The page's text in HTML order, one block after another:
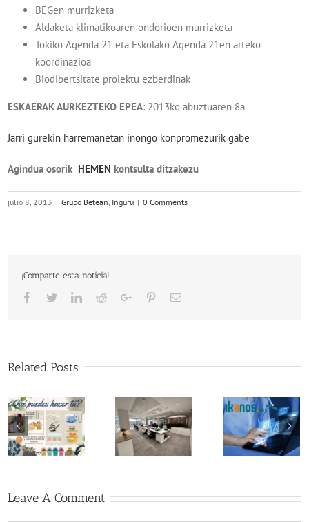
BEGen murrizketa
Aldaketa klimatikoaren ondorioen murrizketa
Tokiko Agenda 21 eta Eskolako Agenda 21en arteko
koordinazioa
Biodibertsitate proiektu ezberdinak
ESKAERAK AURKEZTEKO EPEA: 2013ko abuztuaren 8a
Jarri gurekin harremanetan inongo konpromezurik gabe
Agindua osorik HEMEN kontsulta ditzakezu
julio 8, 2013 | Grupo Betean, Inguru | 0 Comments
¡Comparte esta noticia!
Facebook
TwitterLinkedIn
RedditGoogle+PinterestEmail
Related Posts
Cambiamos
de oficinas en
Participamos
en la
iniciativa
GAIA y
Leave A Comment